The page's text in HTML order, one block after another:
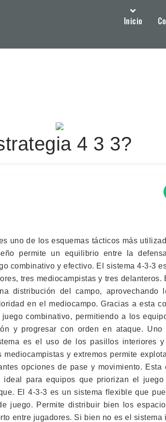
Inicio
4 3 3?
uno de los esquemas tácticos más
permite un equilibrio entre la
combinativo y efectivo. El sistema 4-3-3
tres mediocampistas y tres delanteros.
distribución del campo, aprovechando
en el mediocampo. Gracias a esta
combinativo, permitiendo a los
y progresar con orden en ataque.
es el uso de los pasillos interiores y
y extremos permite
opciones de pase y movimiento. Esta
ideal para equipos que priorizan el
El 4-3-3 es un sistema flexible que
juego. Permite distribuir bien los
entre jugadores. Si bien no es el sistema